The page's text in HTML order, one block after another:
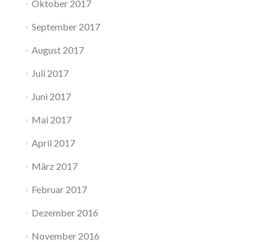
Oktober 2017
September 2017
August 2017
Juli 2017
Juni 2017
Mai 2017
April 2017
März 2017
Februar 2017
Dezember 2016
November 2016